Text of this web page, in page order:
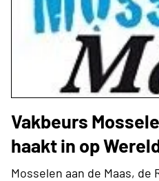
Vakbeurs
haakt in op
Mosselen aan de Maas,